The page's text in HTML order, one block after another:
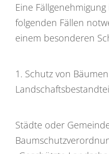
Eine
folgenden Fällen
einem besonderen
1. Schutz von
Städte oder